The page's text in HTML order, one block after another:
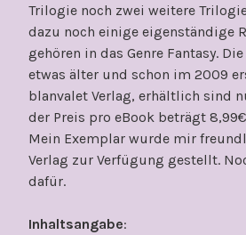
Trilogie noch zwei weitere
dazu noch einige eigenständige
gehören in das Genre Fantasy.
etwas älter und schon im 2009
blanvalet Verlag, erhältlich sind
der Preis pro eBook beträgt
Mein Exemplar wurde mir
Verlag zur Verfügung gestellt.
dafür.
Inhaltsangabe: